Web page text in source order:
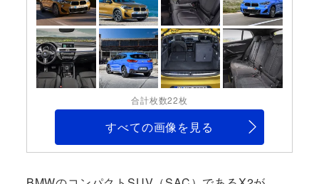
合計枚数22枚
すべての画像を見る